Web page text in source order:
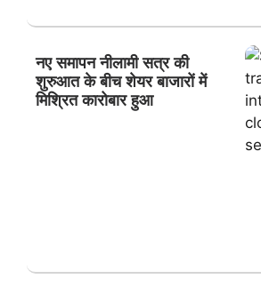
नए समापन नीलामी सत्र की
शुरुआत के बीच शेयर बाजारों में
मिश्रित कारोबार हुआ